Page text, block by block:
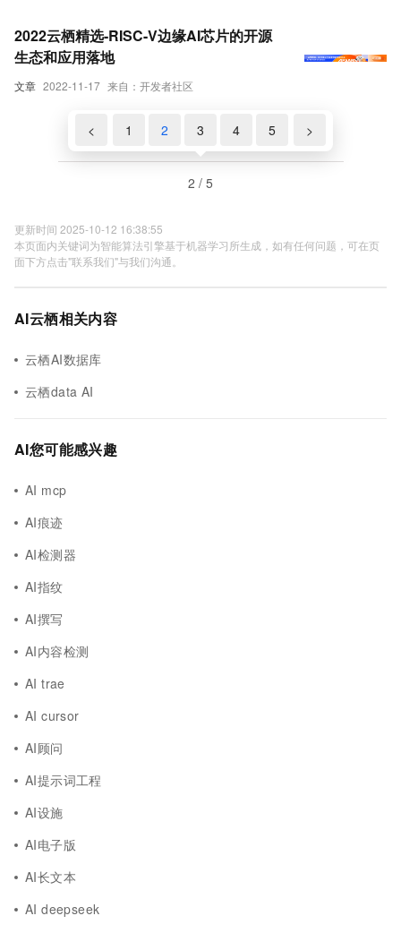
文章 2022-11-17 来自：开发者社区
2022云栖精选-RISC-V边缘AI芯片的开源
生态和应用落地
< 1 2 3 4 5 >
2 / 5
更新时间 2025-10-12 16:38:55
本页面内关键词为智能算法引擎基于机器学习所生成，如有任何问题，可在页
面下方点击"联系我们"与我们沟通。
AI云栖相关内容
云栖AI数据库
云栖data AI
AI您可能感兴趣
AI mcp
AI痕迹
AI检测器
AI指纹
AI撰写
AI内容检测
AI trae
AI cursor
AI顾问
AI提示词工程
AI设施
AI电子版
AI长文本
AI deepseek